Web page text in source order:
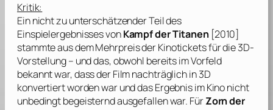
Kritik:
Ein nicht zu unterschätzender Teil des
Einspielergebnisses vonKampf der Titanen[2010]
stammte aus dem Mehrpreis der Kinotickets für die 3D-
Vorstellung – und das, obwohl bereits im Vorfeld
bekannt war, dass der Film nachträglich in 3D
konvertiert worden war und das Ergebnis im Kino nicht
unbedingt begeisternd ausgefallen war. FürZorn der